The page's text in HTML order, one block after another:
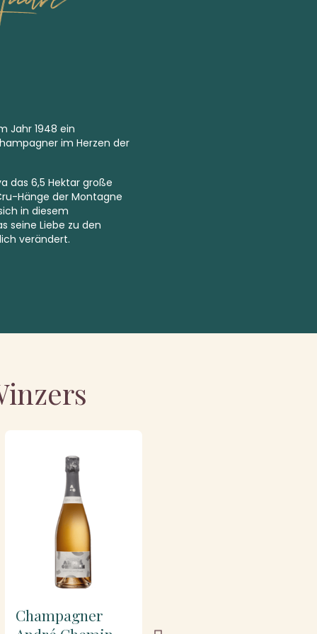
Jahr 1948 ein
im Herzen der
das 6,5 Hektar große
Hänge der Montagne
in diesem
seine Liebe zu den
verändert.
Champagner